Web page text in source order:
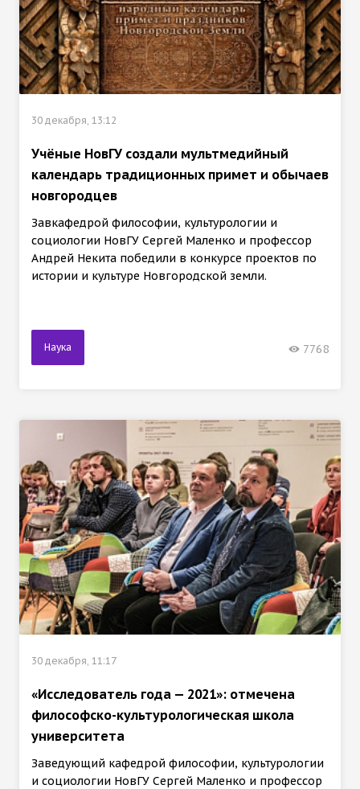
30 декабря, 13:12
Учёные НовГУ создали мультмедийный
календарь традиционных примет и обычаев
новгородцев
Завкафедрой философии, культурологии и
социологии НовГУ Сергей Маленко и профессор
Андрей Некита победили в конкурсе проектов по
истории и культуре Новгородской земли.
Наука 7768
30 декабря, 11:17
«Исследователь года — 2021»: отмечена
философско-культурологическая школа
университета
Заведующий кафедрой философии, культурологии
и социологии НовГУ Сергей Маленко и профессор